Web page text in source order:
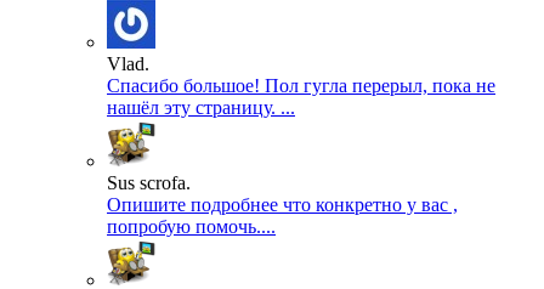
Vlad.
Спасибо большое! Пол гугла перерыл, пока не
нашёл эту страницу. ...
Sus scrofa.
Опишите подробнее что конкретно у вас ,
попробую помочь....